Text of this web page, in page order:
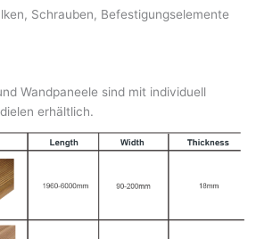
Schrauben, Befestigungselemente
Wandpaneele sind mit individuell
erhältlich.